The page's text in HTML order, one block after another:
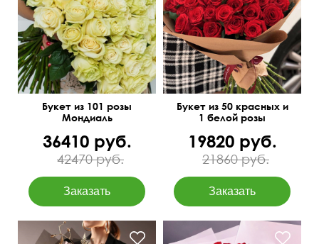
Крупные бутоны
Букет из 101 розы
Мондиаль
36410 руб.
42470 руб.
Всегда в наличии
Букет из 50 красных и
1 белой розы
19820 руб.
21860 руб.